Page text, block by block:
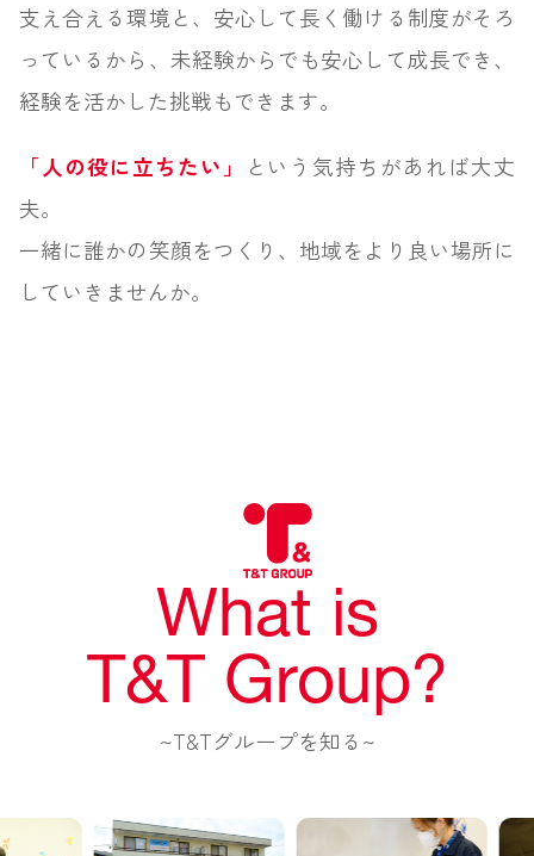
支え合える環境と、安心して長く働ける制度がそろ
っているから、 未経験からでも安心して成長でき、
経験を活かした挑戦もできます。
「人の役に立ちたい」
という気持ちがあれば大丈
夫。
一緒に誰かの笑顔をつくり、地域をより良い場所に
していきませんか。
What is
T&T Group?
~T&Tグループを知る~